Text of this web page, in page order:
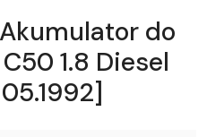
do
1.8 Diesel